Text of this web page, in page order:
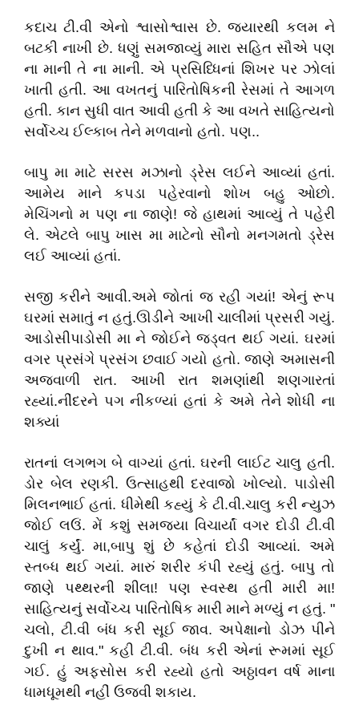
કદાચ ટી.વી એનો શ્વાસોશ્વાસ છે. જ્યારથી કલમ ને
બટકી નાખી છે. ધણું સમજાવ્યું મારા સહિત સૌએ પણ
ના માની તે ના માની. એ પ્રસિધ્ધિનાં શિખર પર ઝોલાં
ખાતી હતી. આ વખતનું પારિતોષિકની રેસમાં તે આગળ
હતી. કાન સુધી વાત આવી હતી કે આ વખતે સાહિત્યનો
સર્વોચ્ચ ઈલ્કાબ તેને મળવાનો હતો. પણ..
બાપુ મા માટે સરસ મઝાનો ડ્રેસ લઈને આવ્યાં હતાં.
આમેય માને કપડા પહેરવાનો શોખ બહુ ઓછો.
મેચિંગનો મ પણ ના જાણે! જે હાથમાં આવ્યું તે પહેરી
લે. એટલે બાપુ ખાસ મા માટેનો સૌનો મનગમતો ડ્રેસ
લઈ આવ્યાં હતાં.
સજી કરીને આવી.અમે જોતાં જ રહી ગયાં! એનું રૂપ
ઘરમાં સમાતું ન હતું.ઊડીને આખી ચાલીમાં પ્રસરી ગયું.
આડોસીપાડોસી મા ને જોઈને જડ્વત થઈ ગયાં. ઘરમાં
વગર પ્રસંગે પ્રસંગ છવાઈ ગયો હતો. જાણે અમાસની
અજવાળી રાત. આખી રાત શમણાંથી શણગારતાં
રહ્યાં.નીંદરને પગ નીકળ્યાં હતાં કે અમે તેને શોધી ના
શક્યાં
રાતનાં લગભગ બે વાગ્યાં હતાં. ઘરની લાઈટ ચાલુ હતી.
ડોર બેલ રણકી. ઉત્સાહથી દરવાજો ખોલ્યો. પાડોસી
મિલનભાઈ હતાં. ધીમેથી કહ્યું કે ટી.વી.ચાલુ કરી ન્યુઝ
જોઈ લઉં. મેં કશું સમજ્યા વિચાર્યાં વગર દોડી ટી.વી
ચાલું કર્યું. મા,બાપુ શું છે કહેતાં દોડી આવ્યાં. અમે
સ્તબ્ધ થઈ ગયાં. મારું શરીર કંપી રહ્યું હતું. બાપુ તો
જાણે પથ્થરની શીલા! પણ સ્વસ્થ હતી મારી મા!
સાહિત્યનું સર્વોચ્ચ પારિતોષિક મારી માને મળ્યું ન હતું. "
ચલો, ટી.વી બંધ કરી સૂઈ જાવ. અપેક્ષાનો ડોઝ પીને
દુખી ન થાવ." કહી ટી.વી. બંધ કરી એનાં રૂમમાં સૂઈ
ગઈ. હું અફસોસ કરી રહ્યો હતો અઠ્ઠાવન વર્ષ માના
ધામધૂમથી નહીં ઉજવી શકાય.